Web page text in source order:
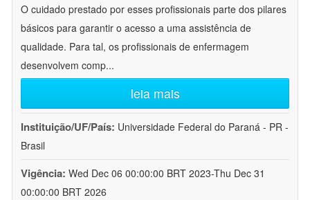
O cuidado prestado por esses profissionais parte dos pilares
básicos para garantir o acesso a uma assistência de
qualidade. Para tal, os profissionais de enfermagem
desenvolvem comp...
leia mais
Instituição/UF/País: Universidade Federal do Paraná - PR -
Brasil
Vigência: Wed Dec 06 00:00:00 BRT 2023-Thu Dec 31
00:00:00 BRT 2026